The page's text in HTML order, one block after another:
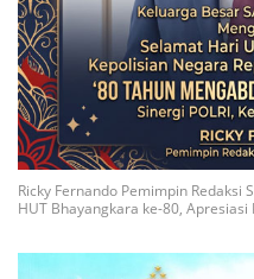
Ricky Fernando Pemimpin
HUT Bhayangkara ke-80,